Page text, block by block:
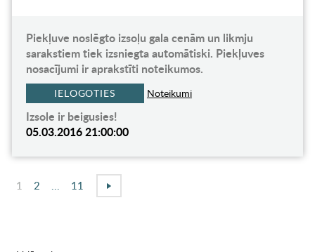
Piekļuve noslēgto izsoļu gala cenām un likmju
sarakstiem tiek izsniegta automātiski. Piekļuves
nosacījumi ir aprakstīti noteikumos.
IELOGOTIES Noteikumi
Izsole ir beigusies!
05.03.2016 21:00:00
1 2 11